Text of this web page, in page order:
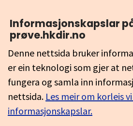
Informasjonskapslar
prøve.hkdir.no
Denne nettsida bruker
er ein teknologi som gjer at
fungera og samla inn
nettsida. Les meir om korleis
informasjonskapslar.